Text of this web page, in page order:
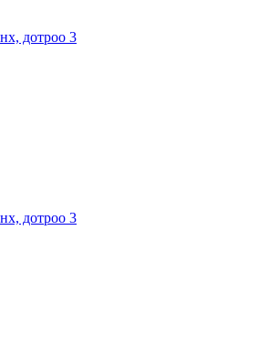
дотроо 3
дотроо 3